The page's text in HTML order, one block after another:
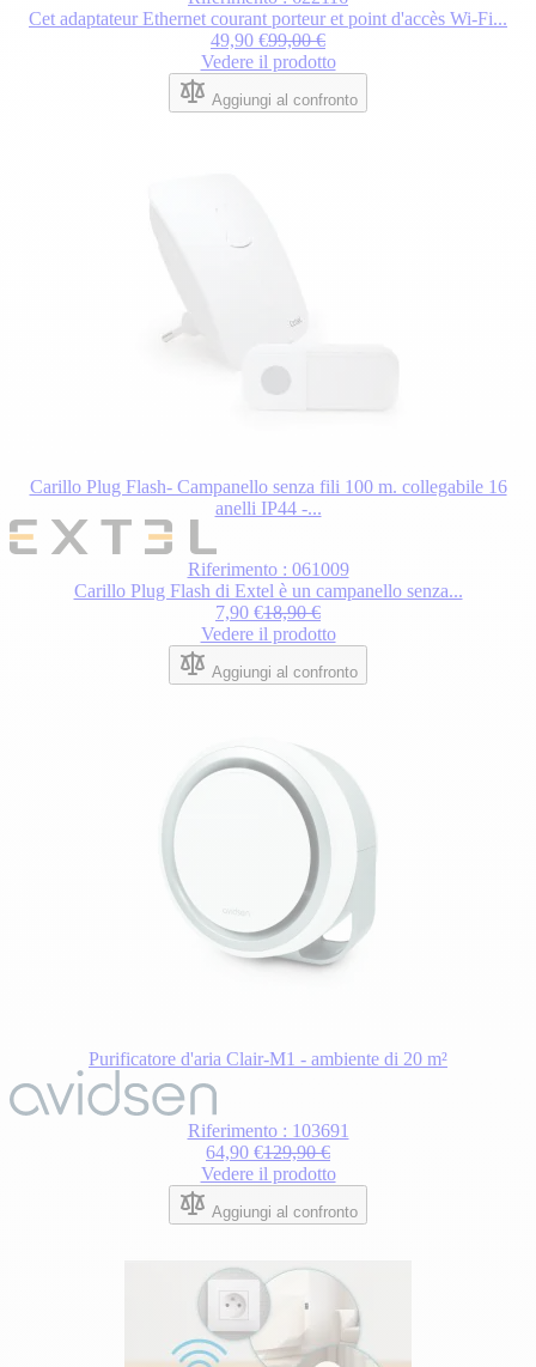
Cet adaptateur Ethernet courant porteur et point d'accès Wi-Fi...
49,90 €99,00 €
Vedere il prodotto
Aggiungi al confronto
Carillo Plug Flash- Campanello senza fili 100 m. collegabile 16
anelli IP44 -...
Riferimento : 061009
Carillo Plug Flash di Extel è un campanello senza...
7,90 €18,90 €
Vedere il prodotto
Aggiungi al confronto
Purificatore d'aria Clair-M1 - ambiente di 20 m²
Riferimento : 103691
64,90 €129,90 €
Vedere il prodotto
Aggiungi al confronto